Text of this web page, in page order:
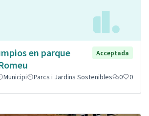
en parque
Acceptada
Municipi Parcs i Jardins Sostenibles 0 0